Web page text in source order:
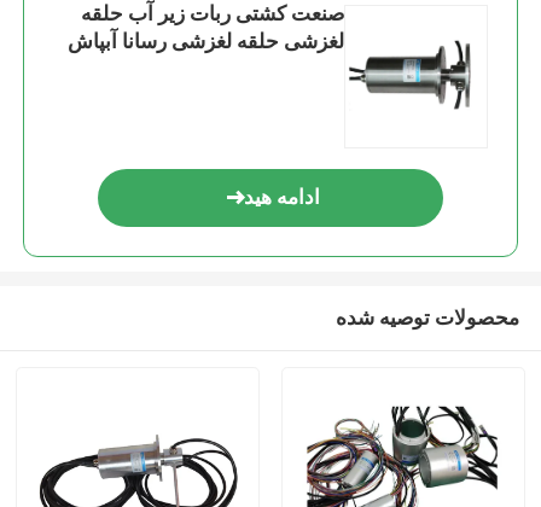
صنعت کشتی ربات زیر آب حلقه
لغزشی حلقه لغزشی رسانا آبپاش
ادامه هید
محصولات توصیه شده